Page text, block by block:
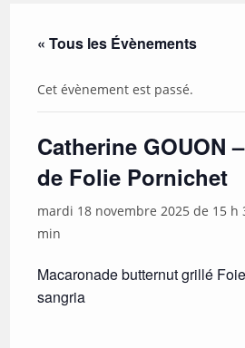
« Tous les Évènements
Cet évènement est passé.
Catherine GOUON
de Folie Pornichet
mardi 18 novembre 2025 de 15 h
min
Macaronade butternut grillé
sangria